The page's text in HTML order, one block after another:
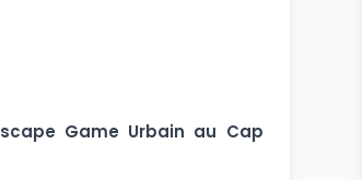
Game Urbain au Cap